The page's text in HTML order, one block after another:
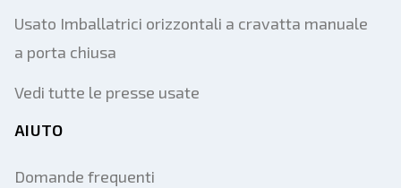
Usato Imballatrici orizzontali a cravatta manuale
a porta chiusa
Vedi tutte le presse usate
AIUTO
Domande frequenti